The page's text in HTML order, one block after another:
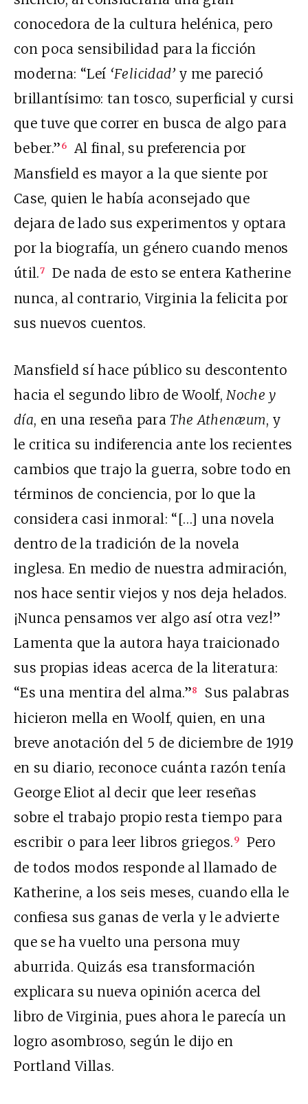
conocedora de la cultura helénica, pero
con poca sensibilidad para la ficción
moderna: “Leí ‘Felicidad’ y me pareció
brillantísimo: tan tosco, superficial y cursi
que tuve que correr en busca de algo para
beber.” 6
Al final, su preferencia por
Mansfield es mayor a la que siente por
Case, quien le había aconsejado que
dejara de lado sus experimentos y optara
por la biografía, un género cuando menos
útil.7
De nada de esto se entera Katherine
nunca, al contrario, Virginia la felicita por
sus nuevos cuentos.
Mansfield sí hace público su descontento
hacia el segundo libro de Woolf,Noche y
día, en una reseña paraThe Athenæum, y
le critica su indiferencia ante los recientes
cambios que trajo la guerra, sobre todo en
términos de conciencia, por lo que la
considera casi inmoral: “[…] una novela
dentro de la tradición de la novela
inglesa. En medio de nuestra admiración,
nos hace sentir viejos y nos deja helados.
¡Nunca pensamos ver algo así otra vez!”
Lamenta que la autora haya traicionado
sus propias ideas acerca de la literatura:
“Es una mentira del alma.”8
Sus palabras
hicieron mella en Woolf, quien, en una
breve anotación del 5 de diciembre de 1919
en su diario, reconoce cuánta razón tenía
George Eliot al decir que leer reseñas
sobre el trabajo propio resta tiempo para
escribir o para leer libros griegos. 9
Pero
de todos modos responde al llamado de
Katherine, a los seis meses, cuando ella le
confiesa sus ganas de verla y le advierte
que se ha vuelto una persona muy
aburrida. Quizás esa transformación
explicara su nueva opinión acerca del
libro de Virginia, pues ahora le parecía un
logro asombroso, según le dijo en
Portland Villas.